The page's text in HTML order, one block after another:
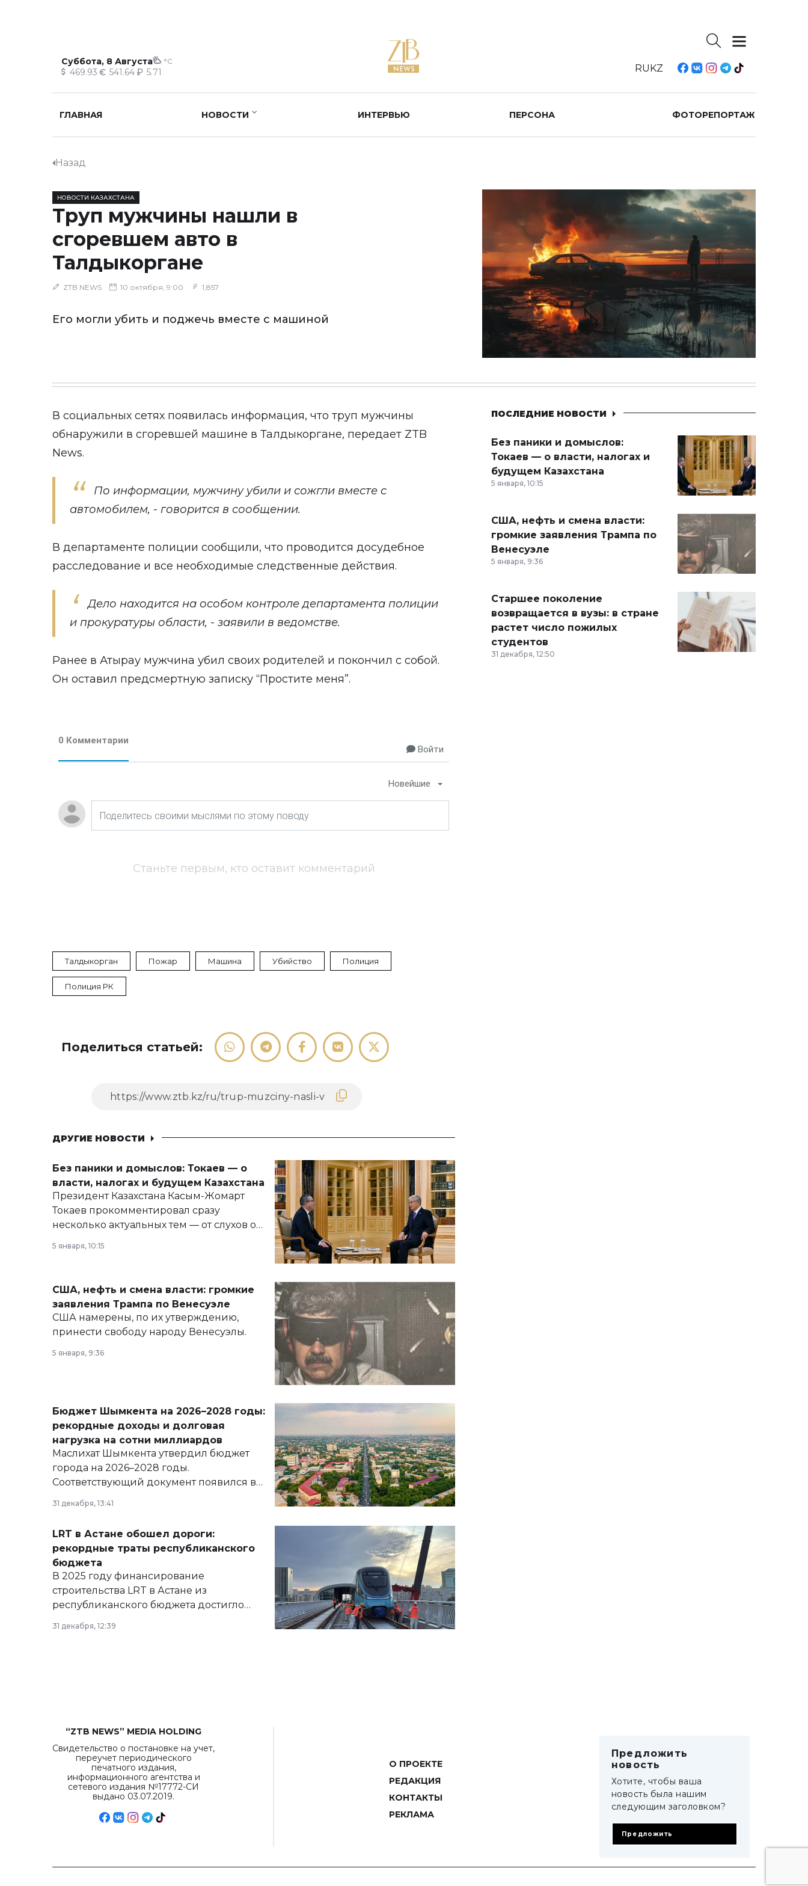
Суббота, 8 Августа °C
469.93 541.64 5.71 RUKZ
ГЛАВНАЯ НОВОСТИ ИНТЕРВЬЮ ПЕРСОНА ФОТОРЕПОРТАЖ
Назад
НОВОСТИ КАЗАХСТАНА
Труп мужчины нашли в
сгоревшем авто в
Талдыкоргане
ZTB NEWS 10 октября, 9:00 1,857
Его могли убить и поджечь вместе с машиной
В социальных сетях появилась информация, что труп мужчины
обнаружили в сгоревшей машине в Талдыкоргане, передает ZTB
News.
По информации, мужчину убили и сожгли вместе с
автомобилем, - говорится в сообщении.
В департаменте полиции сообщили, что проводится досудебное
расследование и все необходимые следственные действия.
Дело находится на особом контроле департамента полиции
и прокуратуры области, - заявили в ведомстве.
Ранее в Атырау мужчина убил своих родителей и покончил с собой.
Он оставил предсмертную записку “Простите меня”.
0 Комментарии
Войти
Новейшие
Станьте первым, кто оставит комментарий
Талдыкорган Пожар Машина Убийство Полиция
Полиция РК
Поделиться статьей:
ДРУГИЕ НОВОСТИ
Без паники и домыслов: Токаев — о
власти, налогах и будущем Казахстана
Президент Казахстана Касым-Жомарт
Токаев прокомментировал сразу
несколько актуальных тем — от слухов о
армии, экономики и личного здоровья.
5 января, 10:15
США, нефть и смена власти: громкие
заявления Трампа по Венесуэле
США намерены, по их утверждению,
принести свободу народу Венесуэлы.
5 января, 9:36
Бюджет Шымкента на 2026–2028 годы:
рекордные доходы и долговая
нагрузка на сотни миллиардов
Маслихат Шымкента утвердил бюджет
города на 2026–2028 годы.
Соответствующий документ появился в
базе нормативных правовых актов и на
сайте маслихат города.
31 декабря, 13:41
LRT в Астане обошел дороги:
рекордные траты республиканского
бюджета
В 2025 году финансирование
строительства LRT в Астане из
республиканского бюджета достигло
рекордных объемов.
31 декабря, 12:39
ПОСЛЕДНИЕ НОВОСТИ
Без паники и домыслов:
Токаев — о власти, налогах и
будущем Казахстана
5 января, 10:15
США, нефть и смена власти:
громкие заявления Трампа по
Венесуэле
5 января, 9:36
Старшее поколение
возвращается в вузы: в стране
растет число пожилых
студентов
31 декабря, 12:50
“ZTB NEWS” MEDIA HOLDING
Свидетельство о постановке на учет,
переучет периодического
печатного издания,
информационного агентства и
сетевого издания №17772-СИ
выдано 03.07.2019.
О ПРОЕКТЕ
РЕДАКЦИЯ
КОНТАКТЫ
РЕКЛАМА
Предложить
новость
Хотите, чтобы ваша
новость была нашим
следующим заголовком?
Предложить